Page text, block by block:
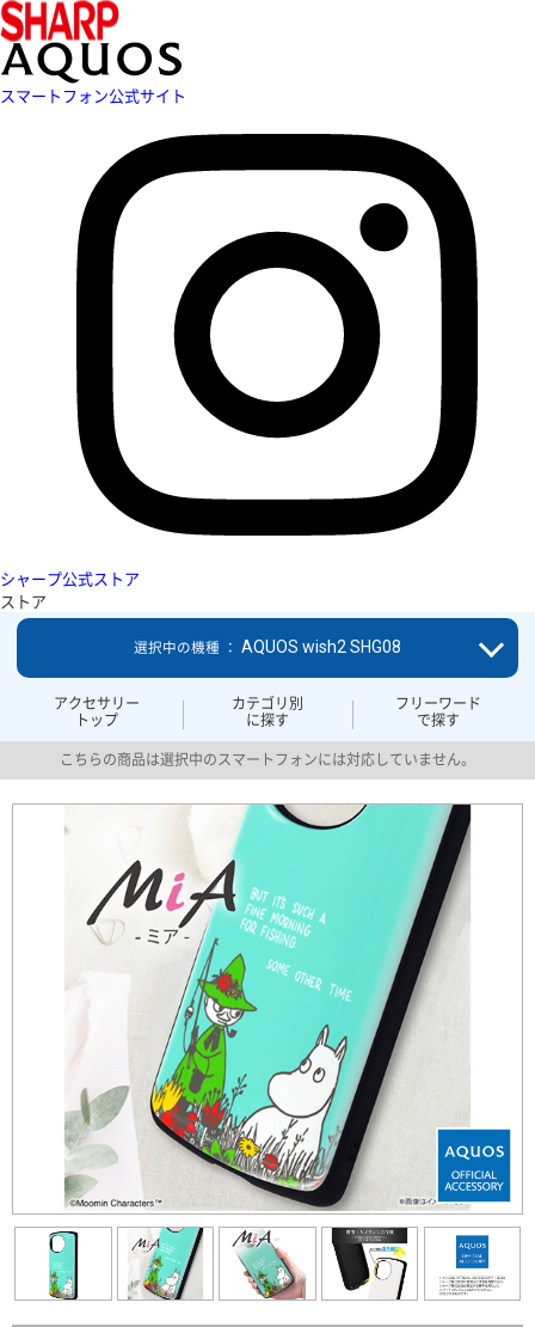
スマートフォン公式サイト
シャープ公式ストア
ストア
アクセサリー
トップ
カテゴリ別
に探す
フリーワード
で探す
選択中の機種 ： AQUOS wish2 SHG08
こちらの商品は選択中のスマートフォンには対応していません。